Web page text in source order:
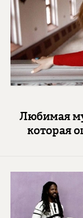
Любимая
которая